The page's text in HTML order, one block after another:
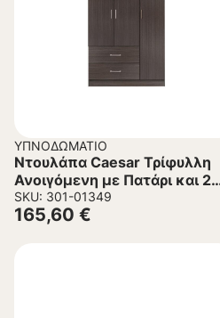
ΥΠΝΟΔΩΜΆΤΙΟ
Ντουλάπα Caesar Τρίφυλλη
Ανοιγόμενη με Πατάρι και 2
Συρτάρια Zebrano 90x42x241
εκ.
SKU: 301-01349
165,60 €